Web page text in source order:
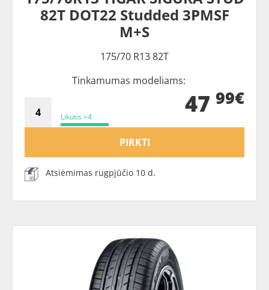
82T DOT22 Studded 3PMSF
M+S
175/70 R13 82T
Tinkamumas modeliams:
Likutis >4 47 99€
PIRKTI
Atsiėmimas rugpjūčio 10 d.